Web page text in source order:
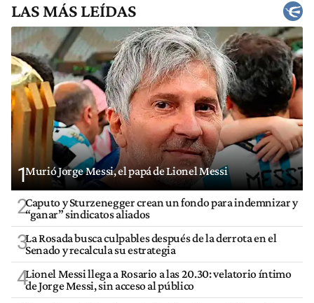
LAS MÁS LEÍDAS
1Murió Jorge Messi, el papá de Lionel Messi
2Caputo y Sturzenegger crean un fondo para indemnizar y
“ganar” sindicatos aliados
3La Rosada busca culpables después de la derrota en el
Senado y recalcula su estrategia
4Lionel Messi llega a Rosario a las 20.30: velatorio íntimo
de Jorge Messi, sin acceso al público